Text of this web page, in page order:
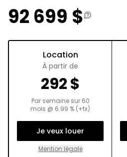
92 699 $
Location
À partir de
292$
Par semaine sur 60
mois @ 6.99 % (+tx)
Je veux louer
Mention légale